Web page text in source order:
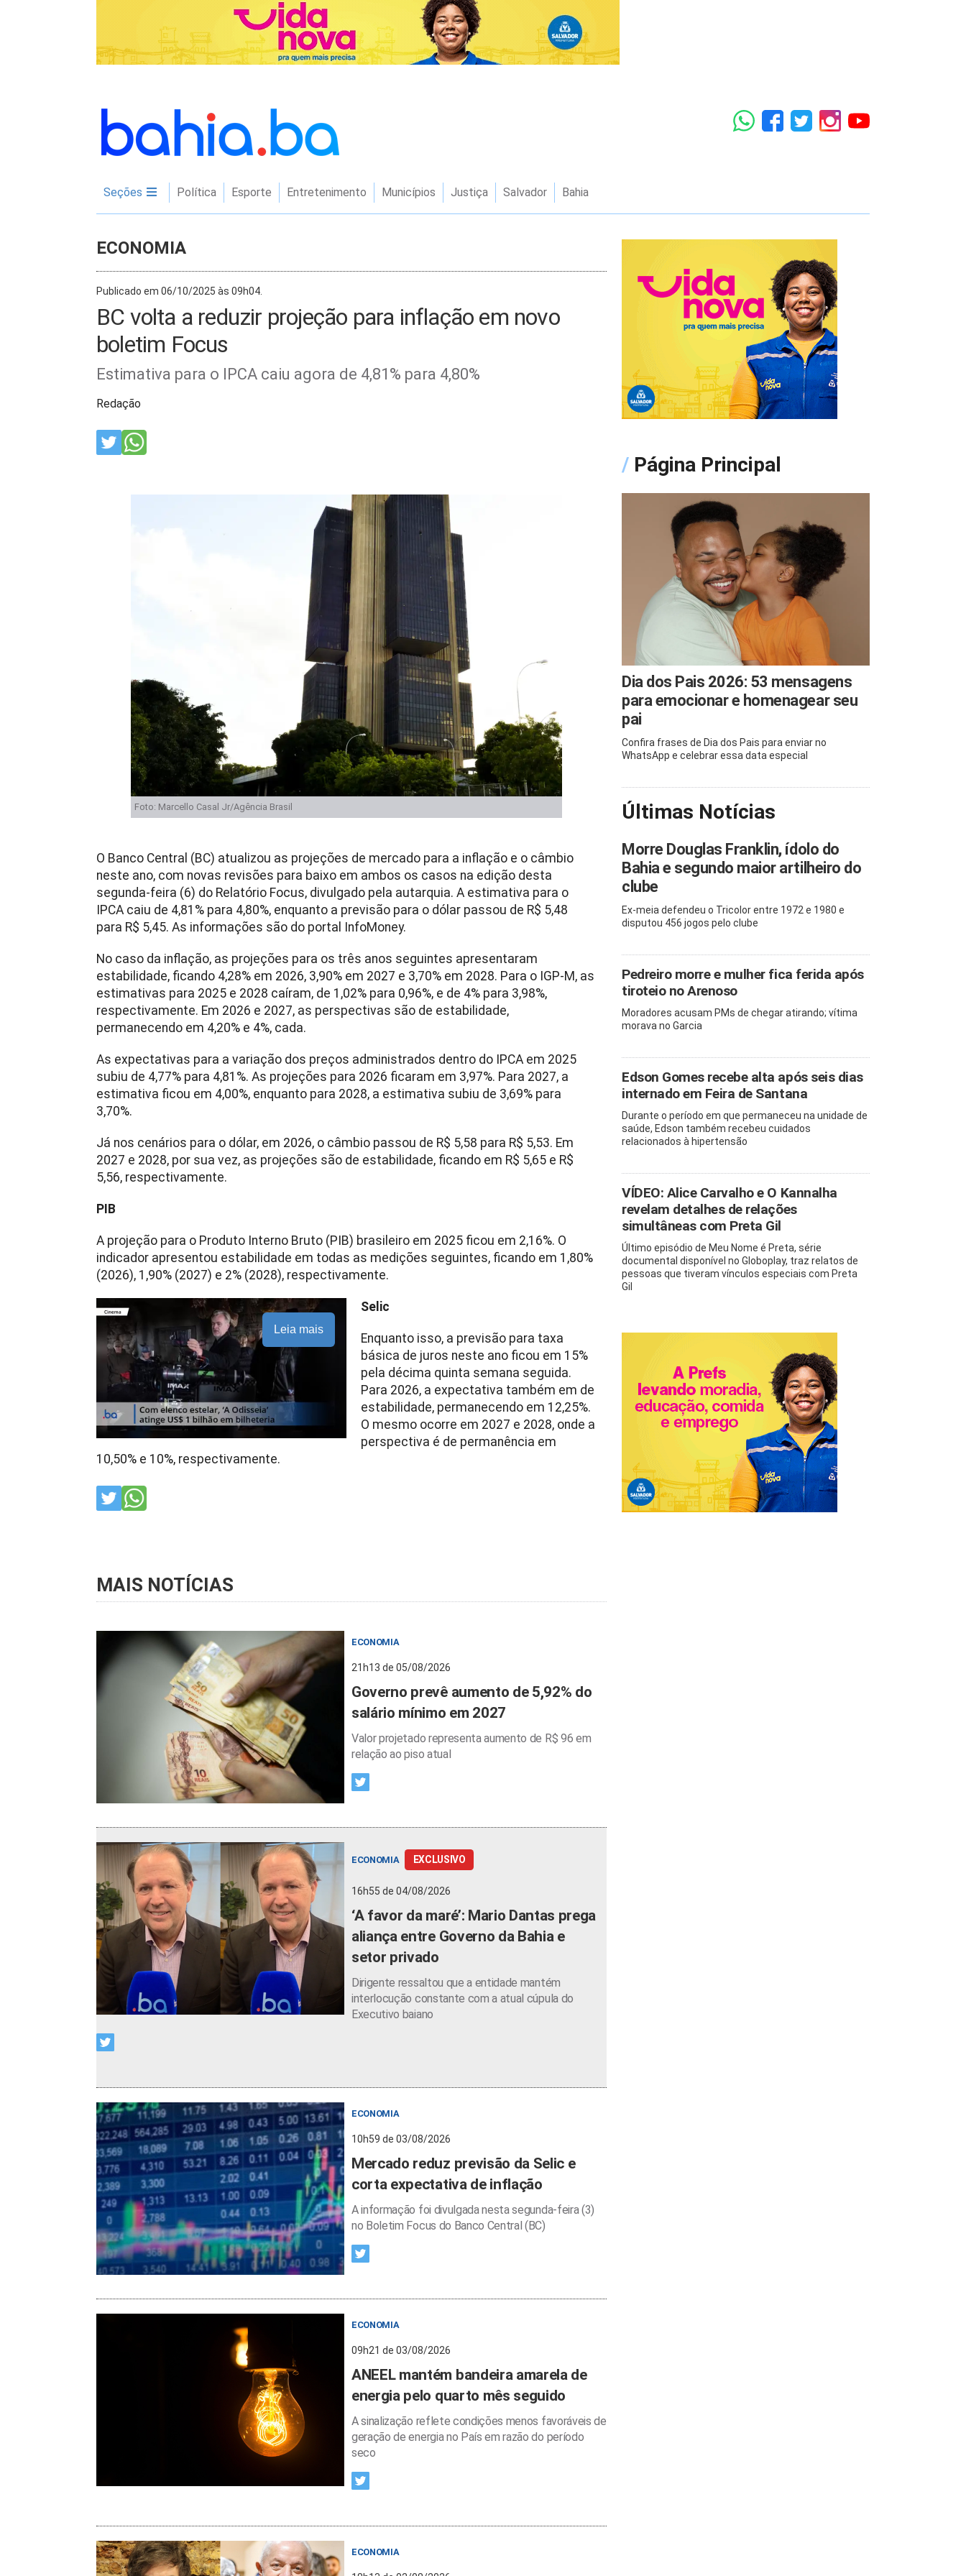
Seções Política Esporte Entretenimento Municípios Justiça Salvador Bahia
ECONOMIA
Publicado em 06/10/2025 às 09h04.
BC volta a reduzir projeção para inflação em novo
boletim Focus
Estimativa para o IPCA caiu agora de 4,81% para 4,80%
Redação
Foto: Marcello Casal Jr/Agência Brasil
O Banco Central (BC) atualizou as projeções de mercado para a inflação e o câmbio
neste ano, com novas revisões para baixo em ambos os casos na edição desta
segunda-feira (6) do Relatório Focus, divulgado pela autarquia. A estimativa para o
IPCA caiu de 4,81% para 4,80%, enquanto a previsão para o dólar passou de R$ 5,48
para R$ 5,45. As informações são do portal InfoMoney.
No caso da inflação, as projeções para os três anos seguintes apresentaram
estabilidade, ficando 4,28% em 2026, 3,90% em 2027 e 3,70% em 2028. Para o IGP-M, as
estimativas para 2025 e 2028 caíram, de 1,02% para 0,96%, e de 4% para 3,98%,
respectivamente. Em 2026 e 2027, as perspectivas são de estabilidade,
permanecendo em 4,20% e 4%, cada.
As expectativas para a variação dos preços administrados dentro do IPCA em 2025
subiu de 4,77% para 4,81%. As projeções para 2026 ficaram em 3,97%. Para 2027, a
estimativa ficou em 4,00%, enquanto para 2028, a estimativa subiu de 3,69% para
3,70%.
Já nos cenários para o dólar, em 2026, o câmbio passou de R$ 5,58 para R$ 5,53. Em
2027 e 2028, por sua vez, as projeções são de estabilidade, ficando em R$ 5,65 e R$
5,56, respectivamente.
PIB
A projeção para o Produto Interno Bruto (PIB) brasileiro em 2025 ficou em 2,16%. O
indicador apresentou estabilidade em todas as medições seguintes, ficando em 1,80%
(2026), 1,90% (2027) e 2% (2028), respectivamente.
Leia mais
Selic
Enquanto isso, a previsão para taxa
básica de juros neste ano ficou em 15%
pela décima quinta semana seguida.
Para 2026, a expectativa também em de
estabilidade, permanecendo em 12,25%.
O mesmo ocorre em 2027 e 2028, onde a
perspectiva é de permanência em
10,50% e 10%, respectivamente.
MAIS NOTÍCIAS
ECONOMIA
21h13 de 05/08/2026
Governo prevê aumento de 5,92% do
salário mínimo em 2027
Valor projetado representa aumento de R$ 96 em
relação ao piso atual
ECONOMIA EXCLUSIVO
16h55 de 04/08/2026
‘A favor da maré’: Mario Dantas prega
aliança entre Governo da Bahia e
setor privado
Dirigente ressaltou que a entidade mantém
interlocução constante com a atual cúpula do
Executivo baiano
ECONOMIA
10h59 de 03/08/2026
Mercado reduz previsão da Selic e
corta expectativa de inflação
A informação foi divulgada nesta segunda-feira (3)
no Boletim Focus do Banco Central (BC)
ECONOMIA
09h21 de 03/08/2026
ANEEL mantém bandeira amarela de
energia pelo quarto mês seguido
A sinalização reflete condições menos favoráveis de
geração de energia no País em razão do período
seco
ECONOMIA
/ Página Principal
Dia dos Pais 2026: 53 mensagens
para emocionar e homenagear seu
pai
Confira frases de Dia dos Pais para enviar no
WhatsApp e celebrar essa data especial
Últimas Notícias
Morre Douglas Franklin, ídolo do
Bahia e segundo maior artilheiro do
clube
Ex-meia defendeu o Tricolor entre 1972 e 1980 e
disputou 456 jogos pelo clube
Pedreiro morre e mulher fica ferida após
tiroteio no Arenoso
Moradores acusam PMs de chegar atirando; vítima
morava no Garcia
Edson Gomes recebe alta após seis dias
internado em Feira de Santana
Durante o período em que permaneceu na unidade de
saúde, Edson também recebeu cuidados
relacionados à hipertensão
VÍDEO: Alice Carvalho e O Kannalha
revelam detalhes de relações
simultâneas com Preta Gil
Último episódio de Meu Nome é Preta, série
documental disponível no Globoplay, traz relatos de
pessoas que tiveram vínculos especiais com Preta
Gil